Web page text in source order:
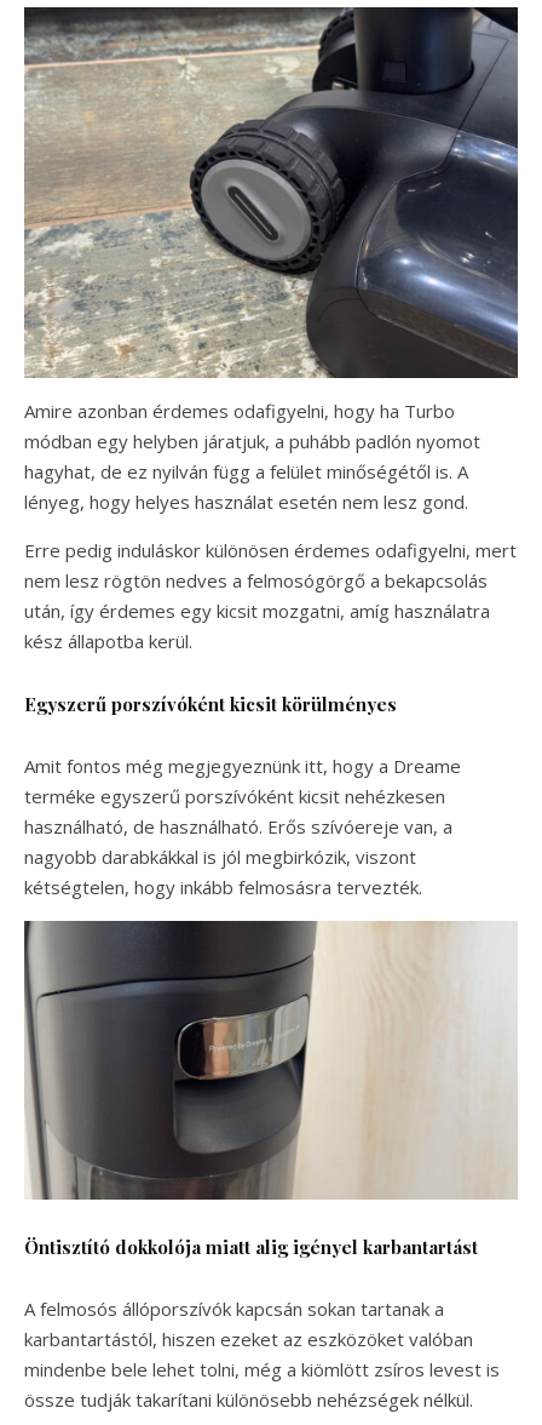
Amire azonban érdemes odafigyelni, hogy ha Turbo
módban egy helyben járatjuk, a puhább padlón nyomot
hagyhat, de ez nyilván függ a felület minőségétől is. A
lényeg, hogy helyes használat esetén nem lesz gond.
Erre pedig induláskor különösen érdemes odafigyelni, mert
nem lesz rögtön nedves a felmosógörgő a bekapcsolás
után, így érdemes egy kicsit mozgatni, amíg használatra
kész állapotba kerül.
Egyszerű porszívóként kicsit körülményes
Amit fontos még megjegyeznünk itt, hogy a Dreame
terméke egyszerű porszívóként kicsit nehézkesen
használható, de használható. Erős szívóereje van, a
nagyobb darabkákkal is jól megbirkózik, viszont
kétségtelen, hogy inkább felmosásra tervezték.
Öntisztító dokkolója miatt alig igényel karbantartást
A felmosós állóporszívók kapcsán sokan tartanak a
karbantartástól, hiszen ezeket az eszközöket valóban
mindenbe bele lehet tolni, még a kiömlött zsíros levest is
össze tudják takarítani különösebb nehézségek nélkül.